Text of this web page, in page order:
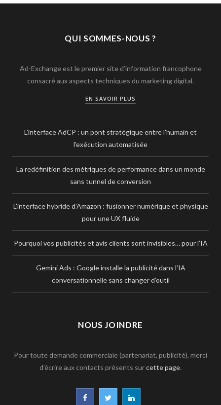
QUI SOMMES-NOUS ?
Ad-Exchange est le premier site d’information francophone
consacré aux aspects techniques du marketing digital.
EN SAVOIR PLUS
L’interface AdCP : un pont stratégique entre l’humain et
l’exécution automatisée
La redéfinition des métriques de performance dans un monde
sans tunnel de conversion
L’interface hybride d’Amazon : fusionner numérique et physique
pour une UX fluide
Pourquoi vos publicités et avis clients sont invisibles… pour l’IA
Gemini Ads : Google installe la publicité dans l’IA
conversationnelle sans changer d’outil
NOUS JOINDRE
Pour toute demande commerciale (partenariat, publicité), merci
d’écrire aux contacts présents surcette page.
F L